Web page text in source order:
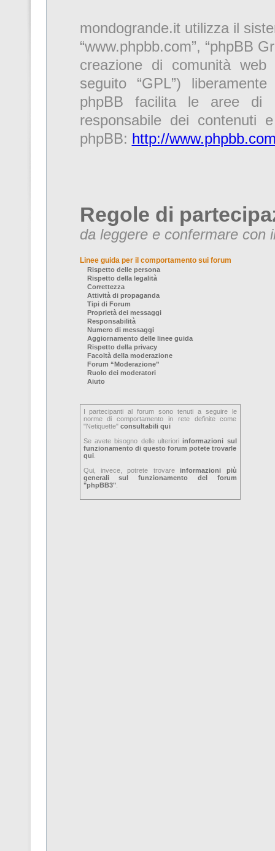
mondogrande.it utilizza il
“www.phpbb.com”, “phpBB
creazione di comunità web
seguito “GPL”)
phpBB facilita le aree di
responsabile dei contenuti
phpBB: http://
Regole di
da leggere e confermare con
Linee guida per il comportamento sui forum
Rispetto delle persona
Rispetto della legalità
Correttezza
Attività di propaganda
Tipi di Forum
Proprietà dei messaggi
Responsabilità
Numero di messaggi
Aggiornamento delle linee guida
Rispetto della privacy
Facoltà della moderazione
Forum “Moderazione”
Ruolo dei moderatori
Aiuto
I partecipanti al forum sono tenuti a seguire le
norme di comportamento in rete definite come
"Netiquette" consultabili qui
Se avete bisogno delle ulterioriinformazioni sul
funzionamento di questo forum potete trovarle
qui.
Qui, invece, potrete trovareinformazioni più
generali sul funzionamento del forum
"phpBB3".